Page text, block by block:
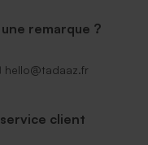
remarque ?
hello@tadaaz.fr
client